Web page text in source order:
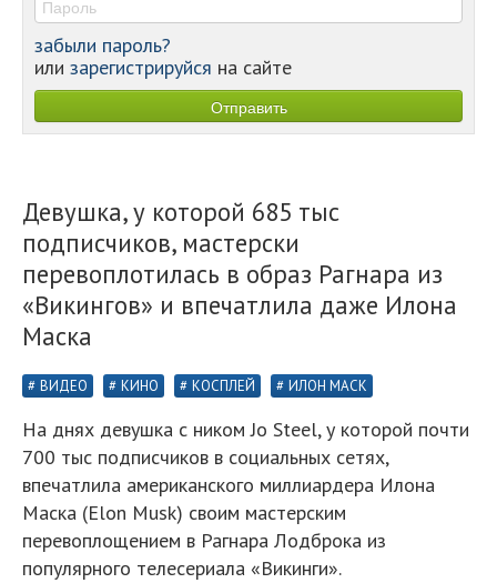
забыли пароль?
или зарегистрируйся на сайте
Девушка, у которой 685 тыс
подписчиков, мастерски
перевоплотилась в образ Рагнара из
«Викингов» и впечатлила даже Илона
Маска
ВИДЕО КИНО КОСПЛЕЙ ИЛОН МАСК
На днях девушка с ником Jo Steel, у которой почти
700 тыс подписчиков в социальных сетях,
впечатлила американского миллиардера Илона
Маска (Elon Musk) своим мастерским
перевоплощением в Рагнара Лодброка из
популярного телесериала «Викинги».